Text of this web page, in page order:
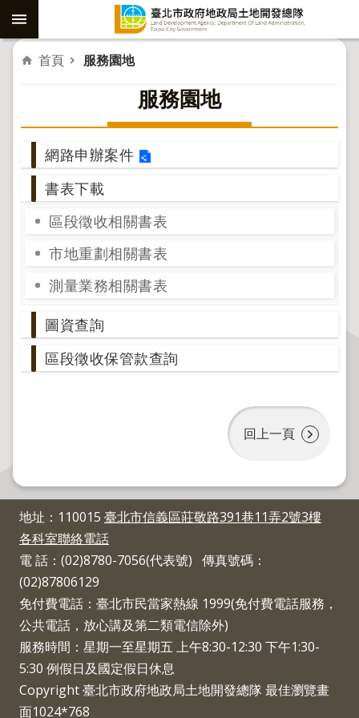
跳到主要內容區塊
進
子
工
圖
籍
成
果
供
應
檔
案
應
用
政
府
首頁 服務園地
服務園地
網路申辦案件
書表下載
區段徵收相關書表
市地重劃相關書表
測量業務相關書表
圖資查詢
區段徵收保管款查詢
回上一頁
地址：110015 臺北市信義區莊敬路391巷11弄2號3樓
各科室聯絡電話
電 話：(02)8780-7056(代表號) 傳真號碼：
(02)87806129
免付費電話：臺北市民當家熱線 1999(免付費電話服務，
公共電話，放心講及第二類電信除外)
服務時間：星期一至星期五 上午8:30-12:30 下午1:30-
5:30 例假日及國定假日休息
Copyright 臺北市政府地政局土地開發總隊 最佳瀏覽畫
面1024*768